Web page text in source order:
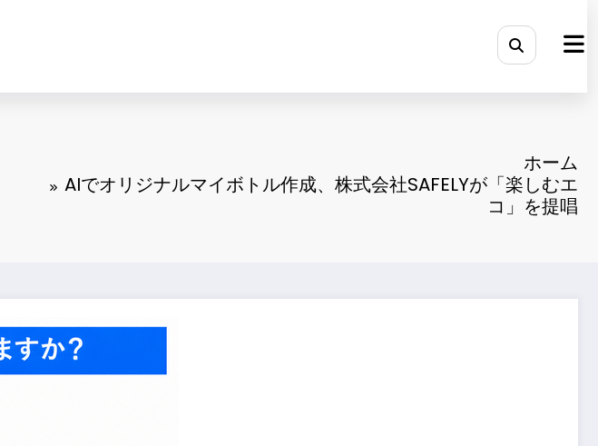
ホーム
AIでオリジナルマイボトル作成、株式会社SAFELYが「楽しむエ
コ」を提唱